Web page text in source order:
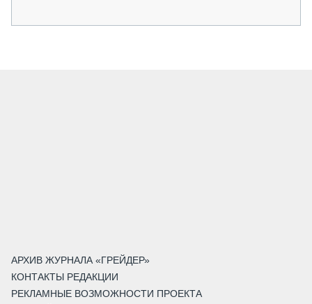
АРХИВ ЖУРНАЛА «ГРЕЙДЕР»
КОНТАКТЫ РЕДАКЦИИ
РЕКЛАМНЫЕ ВОЗМОЖНОСТИ ПРОЕКТА